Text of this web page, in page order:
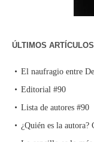
ÚLTIMOS ARTÍCULOS
El naufragio entre
Editorial #90
Lista de autores #90
¿Quién es la